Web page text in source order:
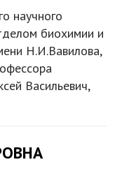
научного
биохимии и
Н.И.Вавилова,
Васильевич,